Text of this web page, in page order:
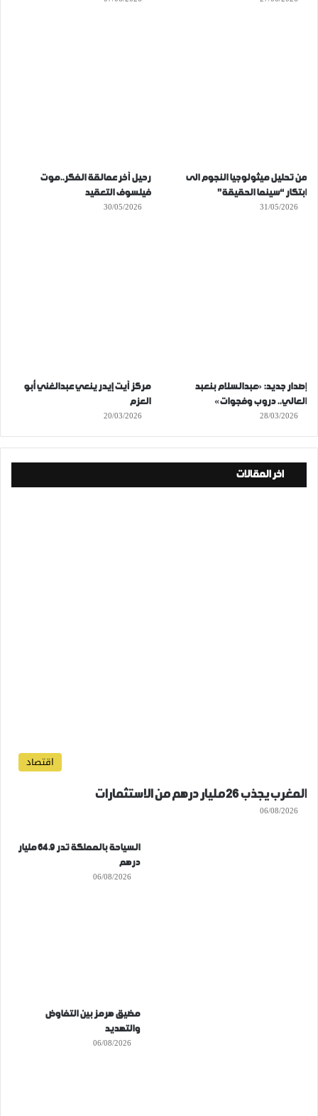
من تحليل ميثولوجيا النجوم الى
ابتكار “سينما الحقيقة”
31/05/2026
رحيل آخر عمالقة الفكر..موت
فيلسوف التعقيد
30/05/2026
إصدار جديد: «عبدالسلام بنعبد
العالي.. دروب وفجوات»
28/03/2026
مركز آيت إيدر ينعي عبدالغني أبو
العزم
20/03/2026
اخر المقالات
اقتصاد
المغرب يجذب 26 مليار درهم من الاستثمارات
06/08/2026
السياحة بالمملكة تدر 64.9 مليار
درهم
06/08/2026
مضيق هرمز بين التفاوض
والتهديد
06/08/2026